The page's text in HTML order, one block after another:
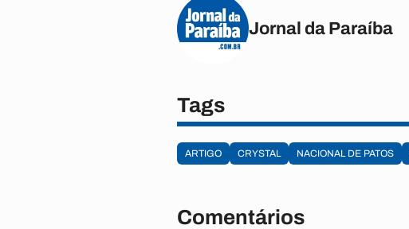
Jornal da Paraíba
Tags
ARTIGO CRYSTAL NACIONAL DE PATOS
Comentários